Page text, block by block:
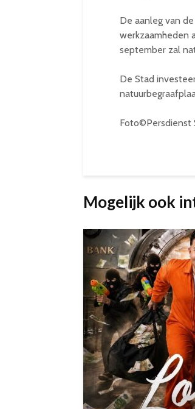
De aanleg van
werkzaamheden
september zal
De Stad
Foto©Persdienst
Mogelijk ook